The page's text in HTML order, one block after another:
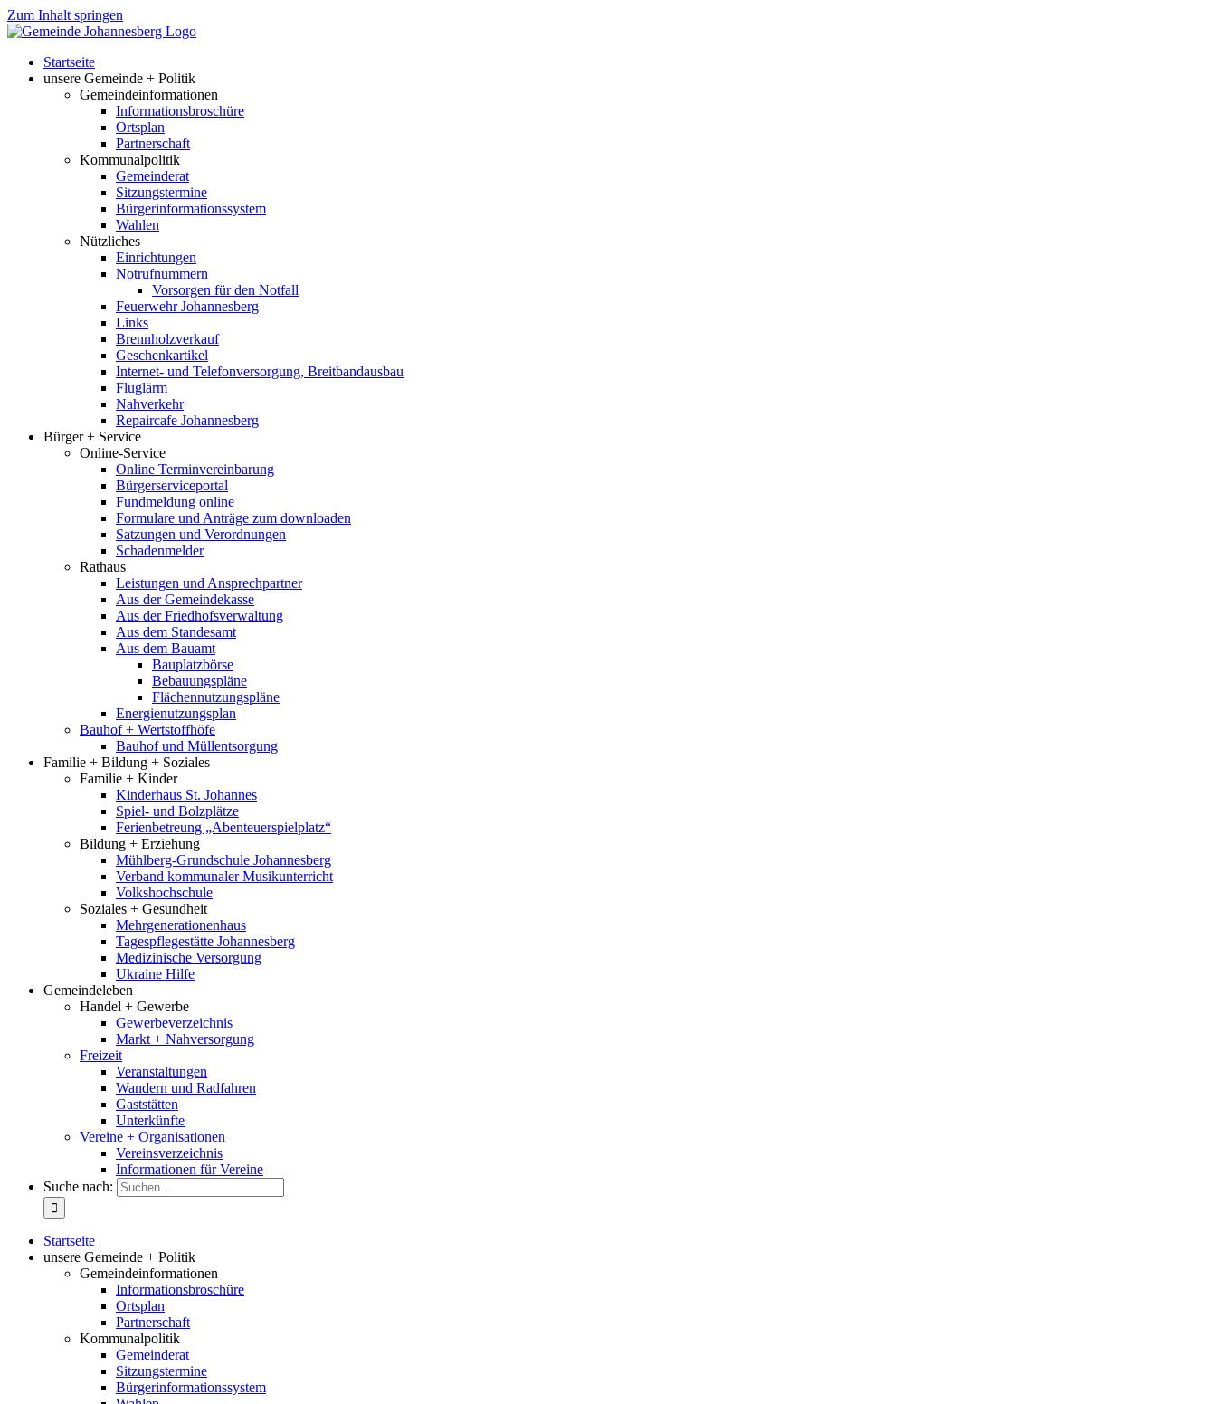
Zum Inhalt springen
Startseite
unsere Gemeinde + Politik
Gemeindeinformationen
Informationsbroschüre
Ortsplan
Partnerschaft
Kommunalpolitik
Gemeinderat
Sitzungstermine
Bürgerinformationssystem
Wahlen
Nützliches
Einrichtungen
Notrufnummern
Vorsorgen für den Notfall
Feuerwehr Johannesberg
Links
Brennholzverkauf
Geschenkartikel
Internet- und Telefonversorgung, Breitbandausbau
Fluglärm
Nahverkehr
Repaircafe Johannesberg
Bürger + Service
Online-Service
Online Terminvereinbarung
Bürgerserviceportal
Fundmeldung online
Formulare und Anträge zum downloaden
Satzungen und Verordnungen
Schadenmelder
Rathaus
Leistungen und Ansprechpartner
Aus der Gemeindekasse
Aus der Friedhofsverwaltung
Aus dem Standesamt
Aus dem Bauamt
Bauplatzbörse
Bebauungspläne
Flächennutzungspläne
Energienutzungsplan
Bauhof + Wertstoffhöfe
Bauhof und Müllentsorgung
Familie + Bildung + Soziales
Familie + Kinder
Kinderhaus St. Johannes
Spiel- und Bolzplätze
Ferienbetreung „Abenteuerspielplatz“
Bildung + Erziehung
Mühlberg-Grundschule Johannesberg
Verband kommunaler Musikunterricht
Volkshochschule
Soziales + Gesundheit
Mehrgenerationenhaus
Tagespflegestätte Johannesberg
Medizinische Versorgung
Ukraine Hilfe
Gemeindeleben
Handel + Gewerbe
Gewerbeverzeichnis
Markt + Nahversorgung
Freizeit
Veranstaltungen
Wandern und Radfahren
Gaststätten
Unterkünfte
Vereine + Organisationen
Vereinsverzeichnis
Informationen für Vereine
Suche nach:
Startseite
unsere Gemeinde + Politik
Gemeindeinformationen
Informationsbroschüre
Ortsplan
Partnerschaft
Kommunalpolitik
Gemeinderat
Sitzungstermine
Bürgerinformationssystem